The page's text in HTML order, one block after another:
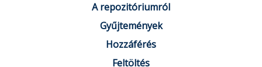
A repozitóriumról
Gyűjtemények
Hozzáférés
Feltöltés